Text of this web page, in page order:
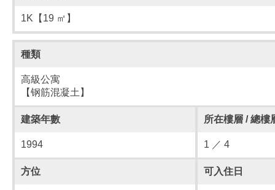
1K【19 ㎡】
種類
高級公寓
【钢筋混凝土】
建築年數 所在樓層 / 總樓
1994 1 ／ 4
方位 可入住日